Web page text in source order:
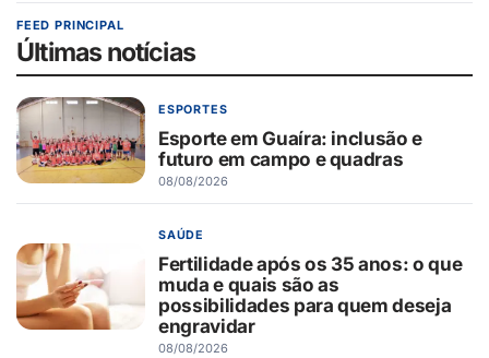
FEED PRINCIPAL
Últimas notícias
ESPORTES
Esporte em Guaíra: inclusão e
futuro em campo e quadras
08/08/2026
SAÚDE
Fertilidade após os 35 anos: o que
muda e quais são as
possibilidades para quem deseja
engravidar
08/08/2026